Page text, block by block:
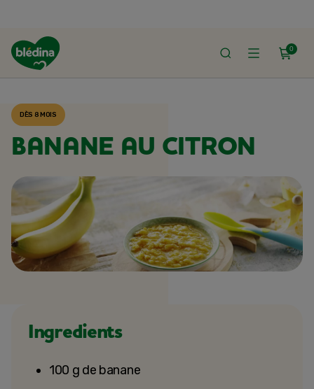
0
ACCUEIL
DÈS 8 MOIS
BANANE AU CITRON
Ingredients
100 g de banane